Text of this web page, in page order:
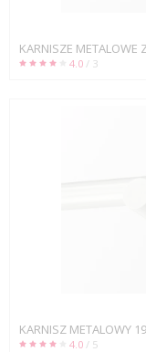
KARNISZE METALOWE
4.0 / 3
KARNISZ METALOWY
4.0 / 5